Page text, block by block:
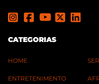
CATEGORIAS
HOME
ENTRETENIMENTO